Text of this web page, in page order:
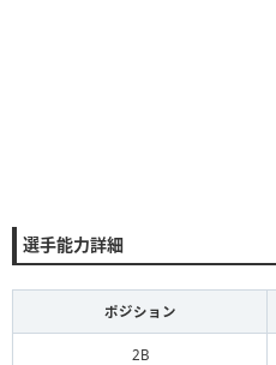
選手能力詳細
ポジション
2B